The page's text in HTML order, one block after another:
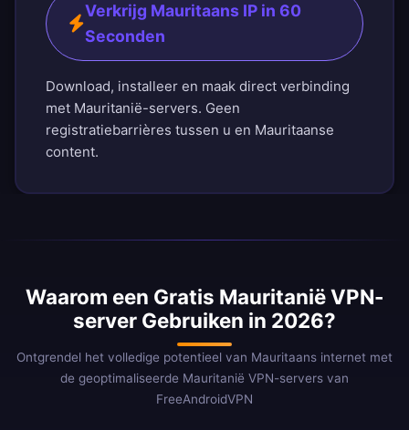
Verkrijg Mauritaans IP in 60
Seconden
Download, installeer en maak direct verbinding
met Mauritanië-servers. Geen
registratiebarrières tussen u en Mauritaanse
content.
Waarom een Gratis Mauritanië VPN-
server Gebruiken in 2026?
Ontgrendel het volledige potentieel van Mauritaans internet met
de geoptimaliseerde Mauritanië VPN-servers van
FreeAndroidVPN